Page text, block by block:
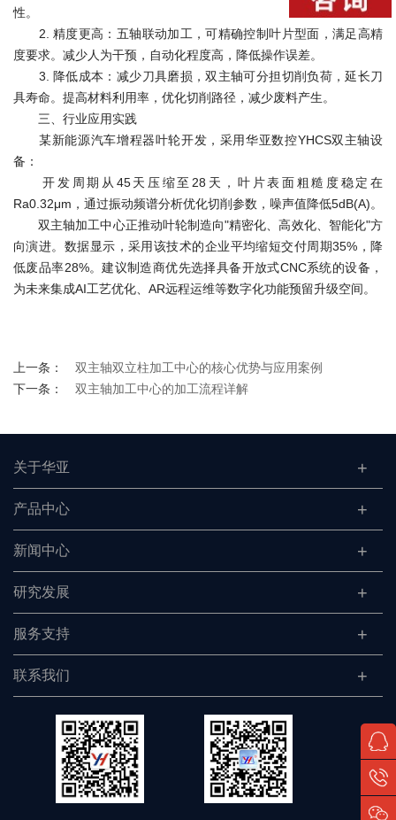
性。
2. 精度更高： 五轴联动加工，可精确控制叶片型面，满足高精
度要求。减少人为干预，自动化程度高，降低操作误差。
3. 降低成本： 减少刀具磨损，双主轴可分担切削负荷，延长刀
具寿命。提高材料利用率，优化切削路径，减少废料产生。
三、行业应用实践
某新能源汽车增程器叶轮开发，采用华亚数控YHCS双主轴设
备：
开发周期从45天压缩至28天，叶片表面粗糙度稳定在
Ra0.32μm，通过振动频谱分析优化切削参数，噪声值降低5dB(A)。
双主轴加工中心正推动叶轮制造向"精密化、高效化、智能化"方
向演进。数据显示，采用该技术的企业平均缩短交付周期35%，降
低废品率28%。建议制造商优先选择具备开放式CNC系统的设备，
为未来集成AI工艺优化、AR远程运维等数字化功能预留升级空间。
上一条：
双主轴双立柱加工中心的核心优势​​与应用案例
下一条：
双主轴加工中心的加工流程详解
关于华亚
产品中心
新闻中心
研究发展
服务支持
联系我们